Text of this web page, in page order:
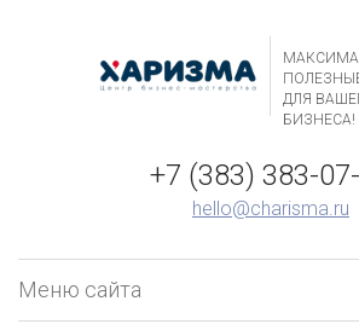
ДЛЯ
БИЗНЕСА!
+7 (383) 383-
hello@charisma.ru
Меню сайта